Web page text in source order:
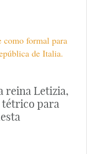
formal para
de Italia.
reina Letizia,
tétrico para